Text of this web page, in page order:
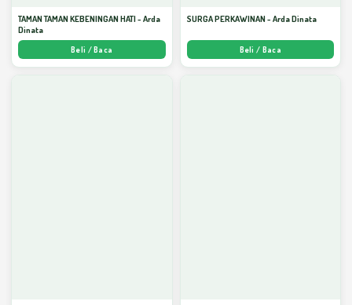
TAMAN TAMAN KEBENINGAN HATI - Arda
Dinata
Beli / Baca
SURGA PERKAWINAN - Arda Dinata
Beli / Baca